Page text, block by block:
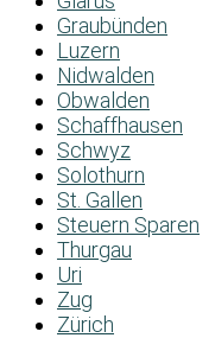
Graubünden
Luzern
Nidwalden
Obwalden
Schaffhausen
Schwyz
Solothurn
St. Gallen
Steuern Sparen
Thurgau
Uri
Zug
Zürich